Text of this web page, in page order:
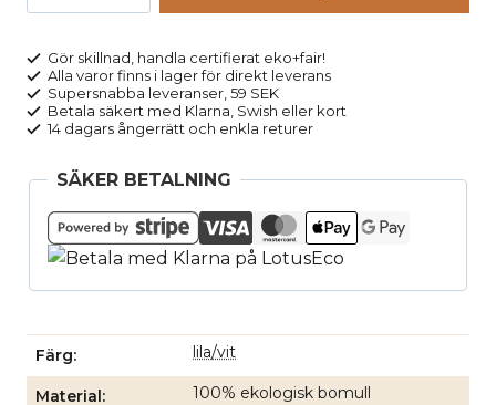
lila/vit
mängd
Gör skillnad, handla certifierat eko+fair!
Alla varor finns i lager för direkt leverans
Supersnabba leveranser, 59 SEK
Betala säkert med Klarna, Swish eller kort
14 dagars ångerrätt och enkla returer
SÄKER BETALNING
Färg lila/vit
Material 100% ekologisk bomull